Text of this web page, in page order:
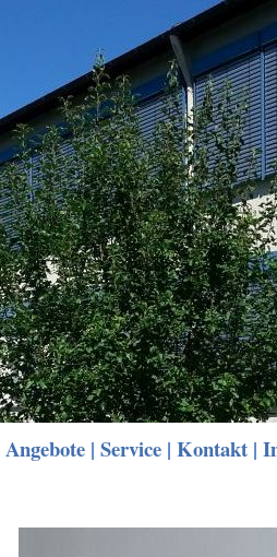
Angebote| Service| Kontakt|